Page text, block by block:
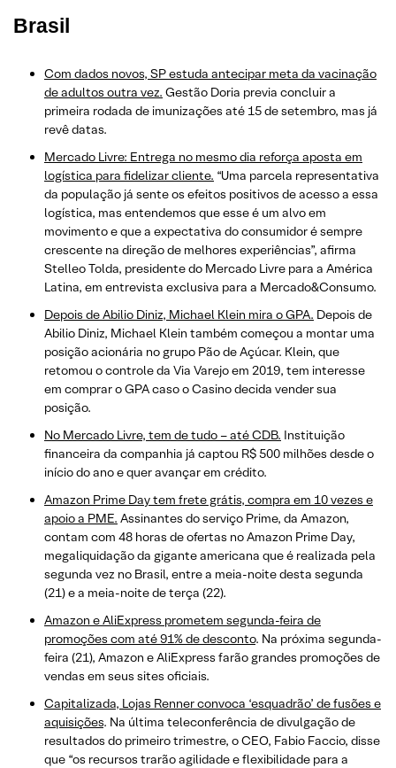
Brasil
Com dados novos, SP estuda antecipar meta da vacinação
de adultos outra vez. Gestão Doria previa concluir a
primeira rodada de imunizações até 15 de setembro, mas já
revê datas.
Mercado Livre: Entrega no mesmo dia reforça aposta em
logística para fidelizar cliente. “Uma parcela representativa
da população já sente os efeitos positivos de acesso a essa
logística, mas entendemos que esse é um alvo em
movimento e que a expectativa do consumidor é sempre
crescente na direção de melhores experiências”, afirma
Stelleo Tolda, presidente do Mercado Livre para a América
Latina, em entrevista exclusiva para a Mercado&Consumo.
Depois de Abilio Diniz, Michael Klein mira o GPA. Depois de
Abilio Diniz, Michael Klein também começou a montar uma
posição acionária no grupo Pão de Açúcar. Klein, que
retomou o controle da Via Varejo em 2019, tem interesse
em comprar o GPA caso o Casino decida vender sua
posição.
No Mercado Livre, tem de tudo – até CDB. Instituição
financeira da companhia já captou R$ 500 milhões desde o
início do ano e quer avançar em crédito.
Amazon Prime Day tem frete grátis, compra em 10 vezes e
apoio a PME. Assinantes do serviço Prime, da Amazon,
contam com 48 horas de ofertas no Amazon Prime Day,
megaliquidação da gigante americana que é realizada pela
segunda vez no Brasil, entre a meia-noite desta segunda
(21) e a meia-noite de terça (22).
Amazon e AliExpress prometem segunda-feira de
promoções com até 91% de desconto. Na próxima segunda-
feira (21), Amazon e AliExpress farão grandes promoções de
vendas em seus sites oficiais.
Capitalizada, Lojas Renner convoca ‘esquadrão’ de fusões e
aquisições. Na última teleconferência de divulgação de
resultados do primeiro trimestre, o CEO, Fabio Faccio, disse
que “os recursos trarão agilidade e flexibilidade para a